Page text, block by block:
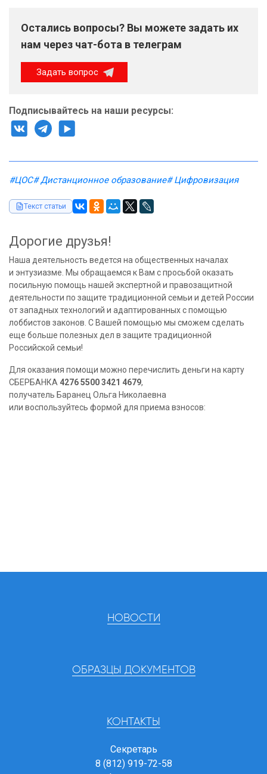
Остались вопросы? Вы можете задать их
нам через чат-бота в телеграм
Задать вопрос
Подписывайтесь на наши ресурсы:
#ЦОС# Дистанционное образование# Цифровизация
Текст статьи
Дорогие друзья!
Наша деятельность ведется на общественных началах
и энтузиазме. Мы обращаемся к Вам с просьбой оказать
посильную помощь нашей экспертной и правозащитной
деятельности по защите традиционной семьи и детей России
от западных технологий и адаптированных с помощью
лоббистов законов. С Вашей помощью мы сможем сделать
еще больше полезных дел в защите традиционной
Российской семьи!
Для оказания помощи можно перечислить деньги на карту
СБЕРБАНКА 4276 5500 3421 4679,
получатель Баранец Ольга Николаевна
или воспользуйтесь формой для приема взносов:
НОВОСТИ
ОБРАЗЦЫ ДОКУМЕНТОВ
КОНТАКТЫ
Секретарь
8 (812) 919-72-58